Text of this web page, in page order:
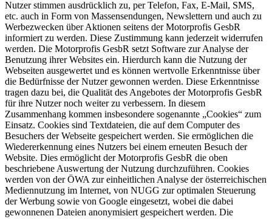
Nutzer stimmen ausdrücklich zu, per Telefon, Fax, E-Mail, SMS,
etc. auch in Form von Massensendungen, Newslettern und auch zu
Werbezwecken über Aktionen seitens der Motorprofis GesbR
informiert zu werden. Diese Zustimmung kann jederzeit widerrufen
werden. Die Motorprofis GesbR setzt Software zur Analyse der
Benutzung ihrer Websites ein. Hierdurch kann die Nutzung der
Webseiten ausgewertet und es können wertvolle Erkenntnisse über
die Bedürfnisse der Nutzer gewonnen werden. Diese Erkenntnisse
tragen dazu bei, die Qualität des Angebotes der Motorprofis GesbR
für ihre Nutzer noch weiter zu verbessern. In diesem
Zusammenhang kommen insbesondere sogenannte „Cookies“ zum
Einsatz. Cookies sind Textdateien, die auf dem Computer des
Besuchers der Webseite gespeichert werden. Sie ermöglichen die
Wiedererkennung eines Nutzers bei einem erneuten Besuch der
Website. Dies ermöglicht der Motorprofis GesbR die oben
beschriebene Auswertung der Nutzung durchzuführen. Cookies
werden von der ÖWA zur einheitlichen Analyse der österreichischen
Mediennutzung im Internet, von NUGG zur optimalen Steuerung
der Werbung sowie von Google eingesetzt, wobei die dabei
gewonnenen Dateien anonymisiert gespeichert werden. Die